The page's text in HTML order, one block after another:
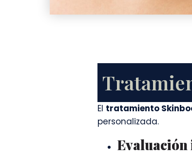
El tratamiento
personalizada.